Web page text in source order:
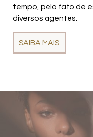
tempo, pelo fato de
diversos agentes.
SAIBA MAIS